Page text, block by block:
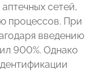
сетей,
процессов. При
введению
900%. Однако